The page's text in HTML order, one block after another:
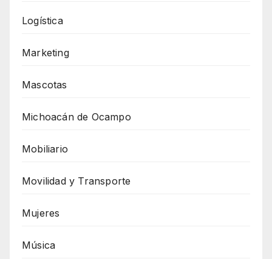
Logística
Marketing
Mascotas
Michoacán de Ocampo
Mobiliario
Movilidad y Transporte
Mujeres
Música